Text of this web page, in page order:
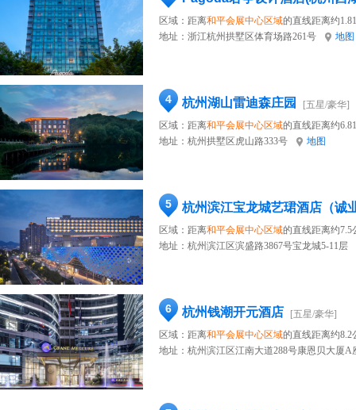
区域：距离和平会展中心区域的直线距离约
地址： 浙江杭州拱墅区体育场路261号 地图
4 杭州湖山雷迪森庄园
[五星/豪华]
区域：距离和平会展中心区域的直线距离约
地址： 杭州拱墅区虎山路333号 地图
5 杭州滨江宝龙城艺珺酒店（诚
区域：距离和平会展中心区域的直线距离约7.5
地址： 杭州滨江区滨盛路3867号宝龙城5-11层
6 杭州钱潮开元酒店
[五星/豪华]
区域：距离和平会展中心区域的直线距离约8.2
地址： 杭州滨江区江南大道288号康恩贝大厦A